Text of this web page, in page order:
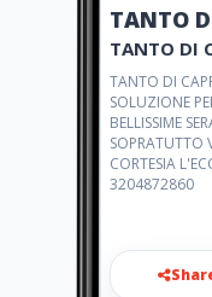
TANTO
TANTO DI
TANTO DI
SOLUZIONE
BELLISSIME
SOPRATUTTO
CORTESIA
3204872860